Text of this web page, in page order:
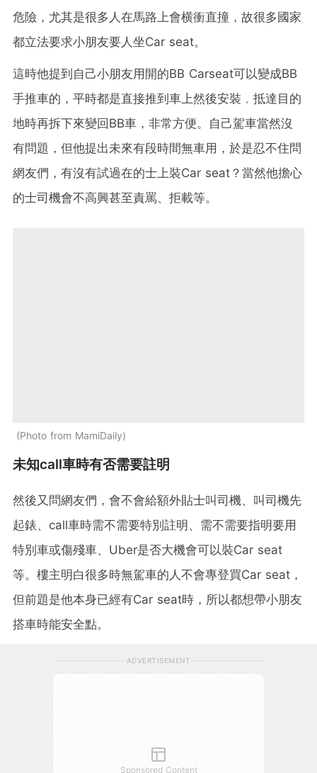
危險，尤其是很多人在馬路上會横衝直撞，故很多國家
都立法要求小朋友要人坐Car seat。
這時他提到自己小朋友用開的BB Carseat可以變成BB
手推車的，平時都是直接推到車上然後安裝﹐抵達目的
地時再拆下來變回BB車，非常方便。自己駕車當然沒
有問題，但他提出未來有段時間無車用，於是忍不住問
網友們，有沒有試過在的士上裝Car seat？當然他擔心
的士司機會不高興甚至責罵、拒載等。
Photo from MamiDaily
未知call車時有否需要註明
然後又問網友們，會不會給額外貼士叫司機、叫司機先
起錶、call車時需不需要特別註明、需不需要指明要用
特別車或傷殘車、Uber是否大機會可以裝Car seat
等。樓主明白很多時無駕車的人不會專登買Car seat，
但前題是他本身已經有Car seat時，所以都想帶小朋友
搭車時能安全點。
ADVERTISEMENT
Sponsored Content